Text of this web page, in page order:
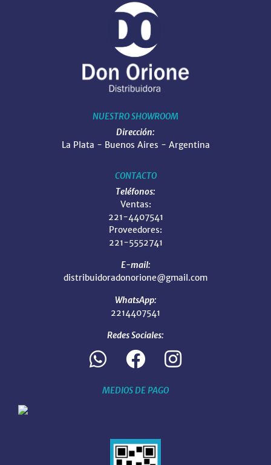
NUESTRO SHOWROOM
Dirección:
La Plata - Buenos Aires - Argentina
CONTACTO
Teléfonos:
Ventas:
221-4407541
Proveedores:
221-5552741
E-mail:
distribuidoradonorione@gmail.com
WhatsApp:
2214407541
Redes Sociales:
MEDIOS DE PAGO